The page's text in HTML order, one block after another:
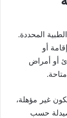
المحددة.
أو
أو أمراض
غير مؤهلة،
حسب